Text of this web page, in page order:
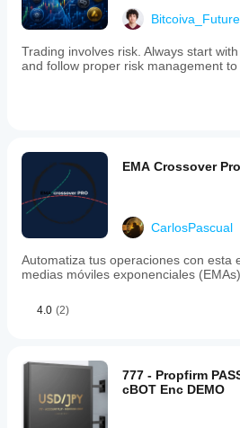
Trading involves risk. Always start
and follow proper risk management to
EMA Crossover Pro
CarlosPascual
Automatiza tus operaciones con esta
medias móviles exponenciales
4.0 (2)
777 - Propfirm PASS Low Risk -
cBOT Enc DEMO